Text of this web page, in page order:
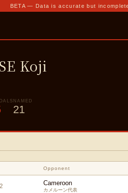
BETA — Data is accurate but
Koji
NAMED
21
Opponent
Cameroon
カメルーン代表